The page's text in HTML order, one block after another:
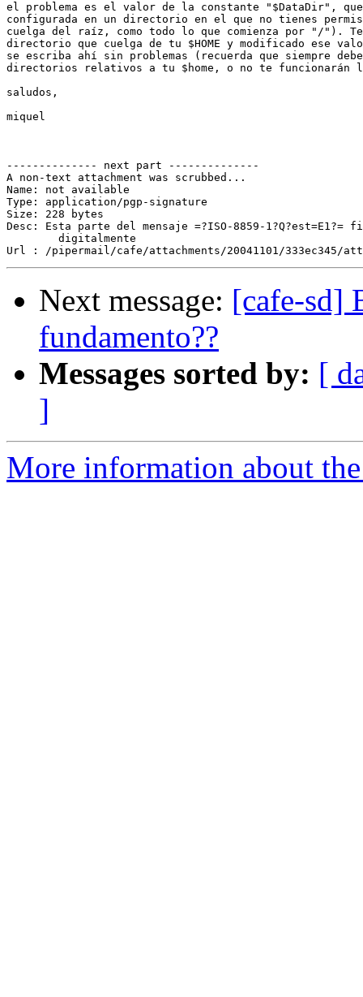
el problema es el valor de la constante "$DataDir",
configurada en un directorio en el que no tienes
cuelga del raíz, como todo lo que comienza por "/"). Te
directorio que cuelga de tu $HOME y modificado ese
se escriba ahí sin problemas (recuerda que siempre
directorios relativos a tu $home, o no te funcionarán
saludos,
miquel
-------------- next part --------------
A non-text attachment was scrubbed...
Name: not available
Type: application/pgp-signature
Size: 228 bytes
Desc: Esta parte del mensaje =?ISO-8859-1?Q?est=E1?=
Next message: [cafe-sd]
fundamento??
Messages sorted by: [
]
More information about